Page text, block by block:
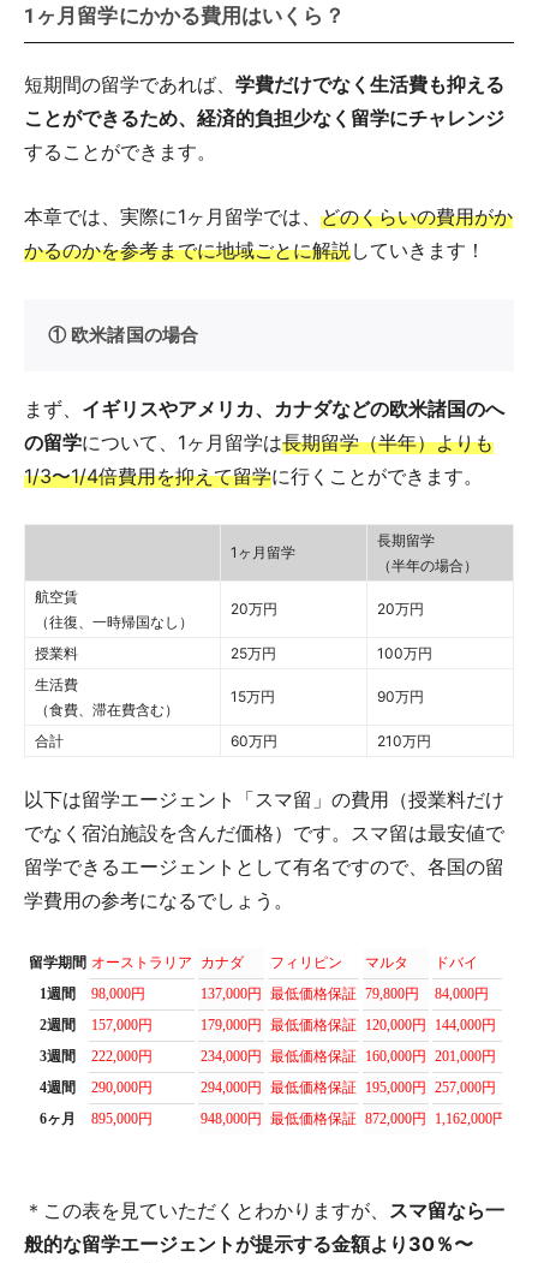
1ヶ月留学にかかる費用はいくら？
短期間の留学であれば、 学費だけでなく生活費も抑える
ことができるため、経済的負担少なく留学にチャレンジ
することができます。
本章では、実際に1ヶ月留学では、 どのくらいの費用がか
かるのかを参考までに地域ごとに解説していきます！
① 欧米諸国の場合
まず、 イギリスやアメリカ、カナダなどの欧米諸国のへ
の留学について、1ヶ月留学は長期留学（半年）よりも
1/3〜1/4倍費用を抑えて留学に行くことができます。
1ヶ月留学
長期留学
（半年の場合）
航空賃
（往復、一時帰国なし）
20万円 20万円
授業料 25万円
100万円
生活費
（食費、滞在費含む）
15万円 90万円
合計 60万円 210万円
以下は留学エージェント「スマ留」の費用（授業料だけ
でなく宿泊施設を含んだ価格）です。スマ留は最安値で
留学できるエージェントとして有名ですので、各国の留
学費用の参考になるでしょう。
留学期間
1週間
2週間
3週間
4週間
6ヶ月
オーストラリア
98,000円
157,000円
222,000円
290,000円
895,000円
カナダ
137,000円
179,000円
234,000円
294,000円
948,000円
フィリピン
最低価格保証
最低価格保証
最低価格保証
最低価格保証
最低価格保証
マルタ
79,800円
120,000円
160,000円
195,000円
872,000円
ドバイ
84,000円
144,000円
201,000円
257,000円
1,162,000円
＊この表を見ていただくとわかりますが、 スマ留なら一
般的な留学エージェントが提示する金額より30％〜